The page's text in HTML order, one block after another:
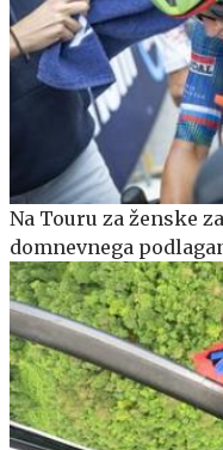
Na Touru za ženske
domnevnega